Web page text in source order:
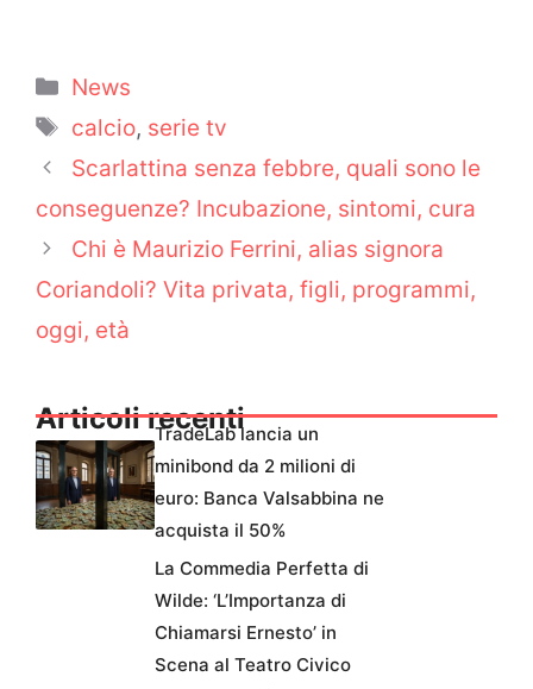
Categorie
News
Tag
calcio, serie tv
Scarlattina senza febbre, quali sono le
conseguenze? Incubazione, sintomi, cura
Chi è Maurizio Ferrini, alias signora
Coriandoli? Vita privata, figli, programmi,
oggi, età
Articoli recenti
TradeLab lancia un
minibond da 2 milioni di
euro: Banca Valsabbina ne
acquista il 50%
La Commedia Perfetta di
Wilde: ‘L’Importanza di
Chiamarsi Ernesto’ in
Scena al Teatro Civico